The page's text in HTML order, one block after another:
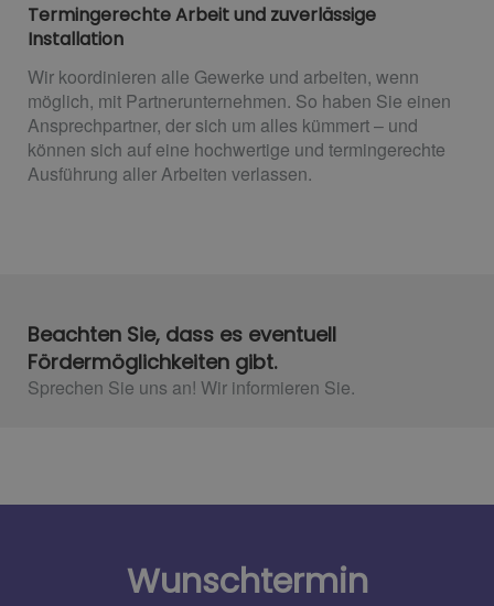
Termingerechte Arbeit und zuverlässige
Installation
Wir koordinieren alle Gewerke und arbeiten, wenn
möglich, mit Partnerunternehmen. So haben Sie einen
Ansprechpartner, der sich um alles kümmert – und
können sich auf eine hochwertige und termingerechte
Ausführung aller Arbeiten verlassen.
Beachten Sie, dass es eventuell
Fördermöglichkeiten gibt.
Sprechen Sie uns an! Wir informieren Sie.
Wunschtermin